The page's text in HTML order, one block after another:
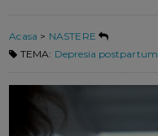
Acasa > NASTERE
TEMA: Depresia postpartum